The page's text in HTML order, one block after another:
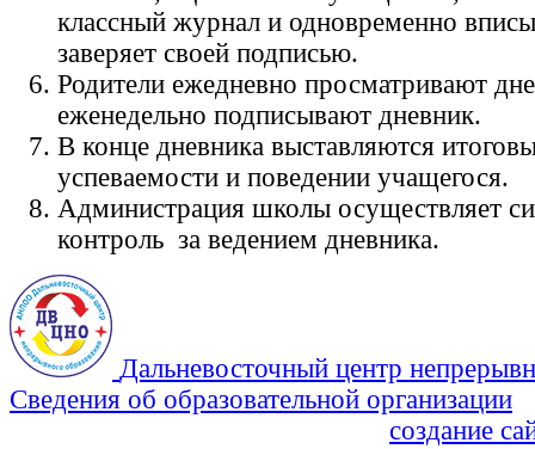
классный журнал и одновременно
заверяет своей подписью.
Родители ежедневно просматривают
еженедельно подписывают дневник.
В конце дневника выставляются
успеваемости и поведении учащегося.
Администрация школы осуществляет
контроль за ведением дневника.
Дальневосточный центр
Сведения об образовательной организации
создание